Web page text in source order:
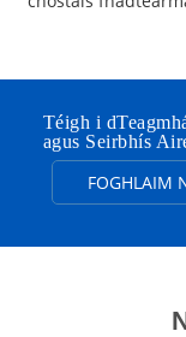
Téigh i
agus Seirbhís
FOGHLAIM